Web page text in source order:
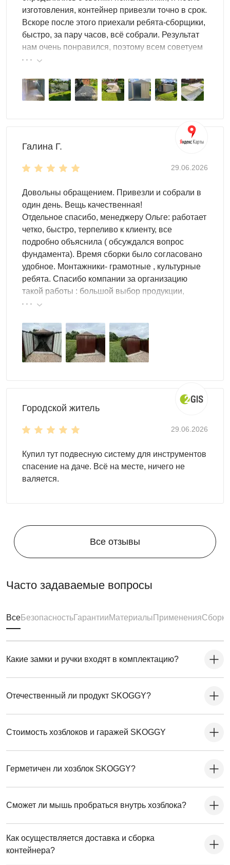
изготовления, контейнер привезли точно в срок.
Вскоре после этого приехали ребята-сборщики,
быстро, за пару часов, всё собрали. Результат
нам очень понравился, поэтому всем советуем
эту фирму.
Галина Г.
29.06.2026
Довольны обращением. Привезли и собрали в
один день. Вещь качественная!
Отдельное спасибо, менеджеру Ольге: работает
четко, быстро, терпеливо к клиенту, все
подробно объяснила ( обсуждался вопрос
фундамента). Время сборки было согласовано
удобное. Монтажники- грамотные , культурные
ребята. Спасибо компании за организацию
такой работы : большой выбор продукции,
реальные цены.
Городской житель
29.06.2026
Купил тут подвесную систему для инструментов
спасение на даче. Всё на месте, ничего не
валяется.
Все отзывы
Часто задаваемые вопросы
ВсеБезопасностьГарантииМатериалы ПримененияСборка
Какие замки и ручки входят в комплектацию?
Отечественный ли продукт SKOGGY?
Стоимость хозблоков и гаражей SKOGGY
Герметичен ли хозблок SKOGGY?
Сможет ли мышь пробраться внутрь хозблока?
Как осуществляется доставка и сборка
контейнера?